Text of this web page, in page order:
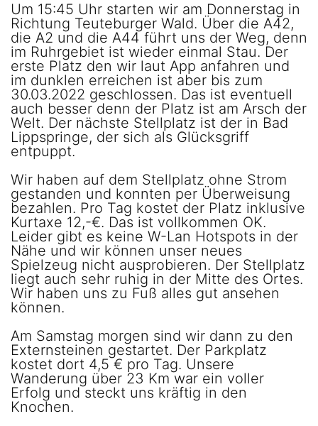
Um 15:45 Uhr starten wir am Donnerstag in
Richtung Teuteburger Wald. Über die A42,
die A2 und die A44 führt uns der Weg, denn
im Ruhrgebiet ist wieder einmal Stau. Der
erste Platz den wir laut App anfahren und
im dunklen erreichen ist aber bis zum
30.03.2022 geschlossen. Das ist eventuell
auch besser denn der Platz ist am Arsch der
Welt. Der nächste Stellplatz ist der in Bad
Lippspringe, der sich als Glücksgriff
entpuppt.
Wir haben auf dem Stellplatz ohne Strom
gestanden und konnten per Überweisung
bezahlen. Pro Tag kostet der Platz inklusive
Kurtaxe 12,-€. Das ist vollkommen OK.
Leider gibt es keine W-Lan Hotspots in der
Nähe und wir können unser neues
Spielzeug nicht ausprobieren. Der Stellplatz
liegt auch sehr ruhig in der Mitte des Ortes.
Wir haben uns zu Fuß alles gut ansehen
können.
Am Samstag morgen sind wir dann zu den
Externsteinen gestartet. Der Parkplatz
kostet dort 4,5 € pro Tag. Unsere
Wanderung über 23 Km war ein voller
Erfolg und steckt uns kräftig in den
Knochen.